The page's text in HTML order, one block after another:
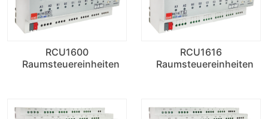
RCU1600
Raumsteuereinheiten
RCU1616
Raumsteuereinheiten